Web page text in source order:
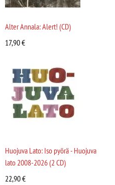
Alter Annala: Alert! (CD)
17,90€
Huojuva Lato: Iso pyörä - Huojuva
lato 2008-2026 (2 CD)
22,90€